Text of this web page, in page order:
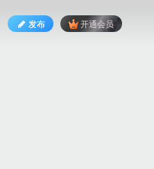
发布 开通会员